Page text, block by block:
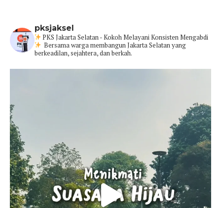
pksjaksel
PKS Jakarta Selatan - Kokoh Melayani Konsisten Mengabdi
Bersama warga membangun Jakarta Selatan yang
berkeadilan, sejahtera, dan berkah.